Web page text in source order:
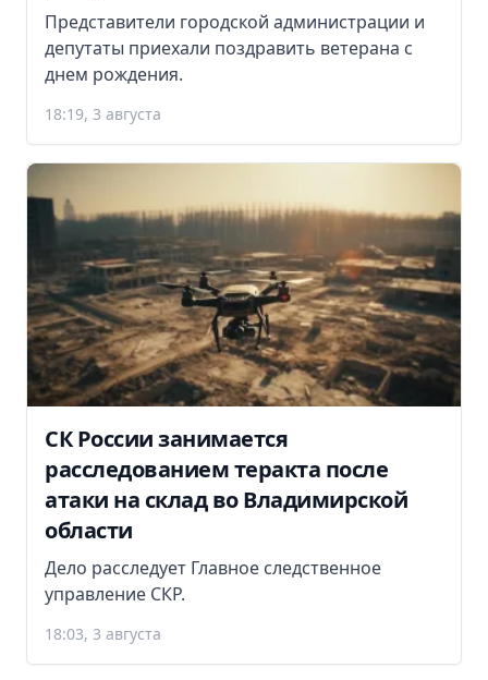
Представители городской администрации и
депутаты приехали поздравить ветерана с
днем рождения.
18:19, 3 августа
СК России занимается
расследованием теракта после
атаки на склад во Владимирской
области
Дело расследует Главное следственное
управление СКР.
18:03, 3 августа